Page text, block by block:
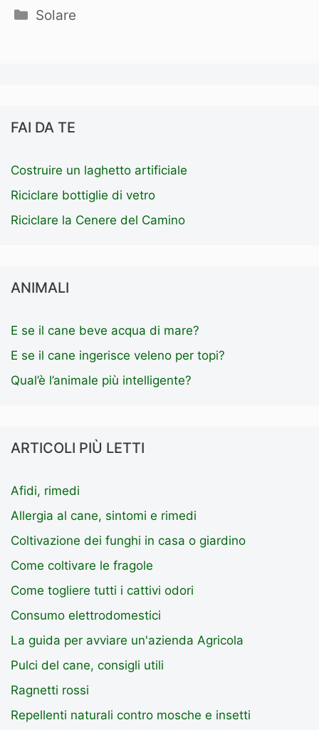
Categorie
Solare
FAI DA TE
Costruire un laghetto artificiale
Riciclare bottiglie di vetro
Riciclare la Cenere del Camino
ANIMALI
E se il cane beve acqua di mare?
E se il cane ingerisce veleno per topi?
Qual’è l’animale più intelligente?
ARTICOLI PIÙ LETTI
Afidi, rimedi
Allergia al cane, sintomi e rimedi
Coltivazione dei funghi in casa o giardino
Come coltivare le fragole
Come togliere tutti i cattivi odori
Consumo elettrodomestici
La guida per avviare un'azienda Agricola
Pulci del cane, consigli utili
Ragnetti rossi
Repellenti naturali contro mosche e insetti